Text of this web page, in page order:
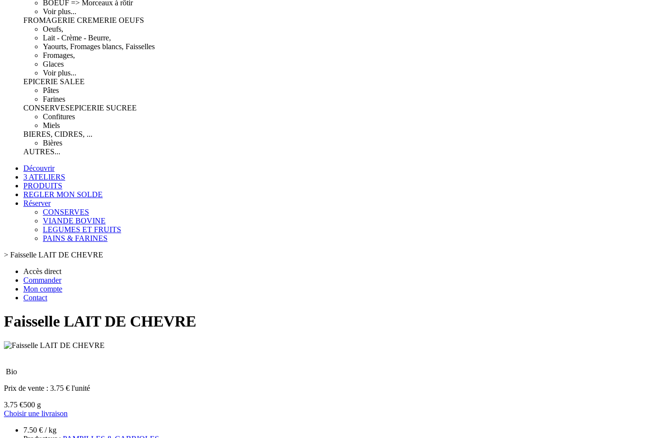
BOEUF => Morceaux à rôtir
Voir plus...
FROMAGERIE CREMERIE OEUFS
Oeufs,
Lait - Crème - Beurre,
Yaourts, Fromages blancs, Faisselles
Fromages,
Glaces
Voir plus...
EPICERIE SALEE
Pâtes
Farines
CONSERVESEPICERIE SUCREE
Confitures
Miels
BIERES, CIDRES, ...
Bières
AUTRES...
Découvrir
3 ATELIERS
PRODUITS
REGLER MON SOLDE
Réserver
CONSERVES
VIANDE BOVINE
LEGUMES ET FRUITS
PAINS & FARINES
> Faisselle LAIT DE CHEVRE
Accès direct
Commander
Mon compte
Contact
Faisselle LAIT DE CHEVRE
Bio
Prix de vente : 3.75 € l'unité
3.75 €500 g
Choisir une livraison
7.50 € / kg